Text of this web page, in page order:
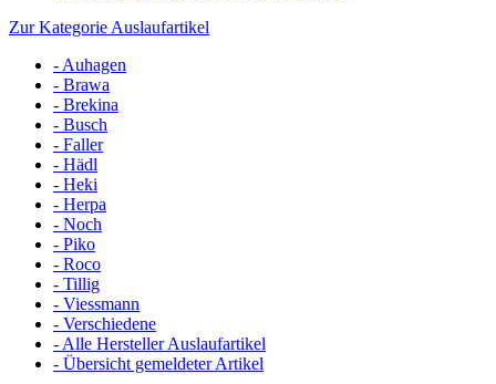
Zur Kategorie Auslaufartikel
- Auhagen
- Brawa
- Brekina
- Busch
- Faller
- Hädl
- Heki
- Herpa
- Noch
- Piko
- Roco
- Tillig
- Viessmann
- Verschiedene
- Alle Hersteller Auslaufartikel
- Übersicht gemeldeter Artikel